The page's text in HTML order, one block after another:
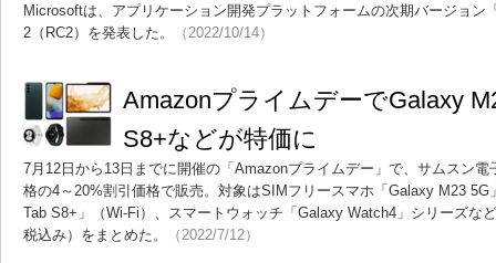
Microsoftは、アプリケーション開発プラットフォームの次期バージョン
2（RC2）を発表した。
（2022/10/14）
AmazonプライムデーでGalaxy
S8+などが特価に
7月12日から13日までに開催の「Amazonプライムデー」で、サムスン
格の4～20%割引価格で販売。対象はSIMフリースマホ「Galaxy M23
Tab S8+」（Wi-Fi）、スマートウォッチ「Galaxy Watch4」シリーズな
税込み）をまとめた。
（2022/7/12）